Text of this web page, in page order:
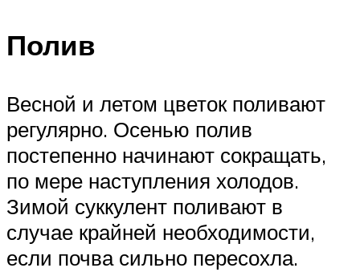
Полив
Весной и летом цветок поливают
регулярно. Осенью полив
постепенно начинают сокращать,
по мере наступления холодов.
Зимой суккулент поливают в
случае крайней необходимости,
если почва сильно пересохла.